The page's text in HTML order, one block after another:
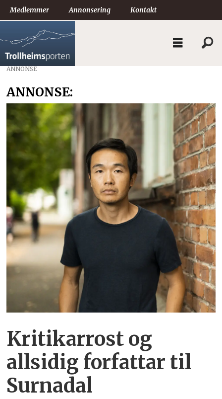
Medlemmer Annonsering Kontakt
ANNONSE
ANNONSE:
Kritikarrost og
allsidig forfattar til
Surnadal